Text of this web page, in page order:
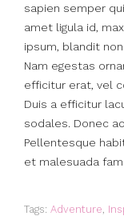
sapien semper
amet ligula id,
ipsum, blandit
Nam egestas
efficitur erat, vel
Duis a efficitur
sodales. Donec
Pellentesque
et malesuada
Tags: Adventure